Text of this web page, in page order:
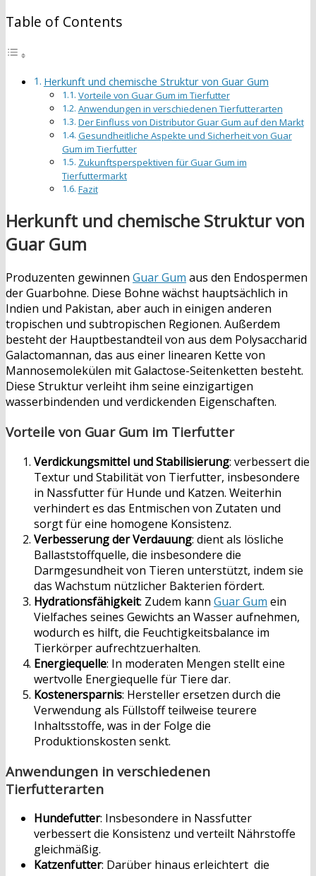
Table of Contents
Herkunft und chemische Struktur von Guar Gum
Vorteile von Guar Gum im Tierfutter
Anwendungen in verschiedenen Tierfutterarten
Der Einfluss von Distributor Guar Gum auf den Markt
Gesundheitliche Aspekte und Sicherheit von Guar
Gum im Tierfutter
Zukunftsperspektiven für Guar Gum im
Tierfuttermarkt
Fazit
Herkunft und chemische Struktur von
Guar Gum
Produzenten gewinnen Guar Gum aus den Endospermen
der Guarbohne. Diese Bohne wächst hauptsächlich in
Indien und Pakistan, aber auch in einigen anderen
tropischen und subtropischen Regionen. Außerdem
besteht der Hauptbestandteil von aus dem Polysaccharid
Galactomannan, das aus einer linearen Kette von
Mannosemolekülen mit Galactose-Seitenketten besteht.
Diese Struktur verleiht ihm seine einzigartigen
wasserbindenden und verdickenden Eigenschaften.
Vorteile von Guar Gum im Tierfutter
Verdickungsmittel und Stabilisierung: verbessert die
Textur und Stabilität von Tierfutter, insbesondere
in Nassfutter für Hunde und Katzen. Weiterhin
verhindert es das Entmischen von Zutaten und
sorgt für eine homogene Konsistenz.
Verbesserung der Verdauung: dient als lösliche
Ballaststoffquelle, die insbesondere die
Darmgesundheit von Tieren unterstützt, indem sie
das Wachstum nützlicher Bakterien fördert.
Hydrationsfähigkeit: Zudem kann Guar Gum ein
Vielfaches seines Gewichts an Wasser aufnehmen,
wodurch es hilft, die Feuchtigkeitsbalance im
Tierkörper aufrechtzuerhalten.
Energiequelle: In moderaten Mengen stellt eine
wertvolle Energiequelle für Tiere dar.
Kostenersparnis: Hersteller ersetzen durch die
Verwendung als Füllstoff teilweise teurere
Inhaltsstoffe, was in der Folge die
Produktionskosten senkt.
Anwendungen in verschiedenen
Tierfutterarten
Hundefutter: Insbesondere in Nassfutter
verbessert die Konsistenz und verteilt Nährstoffe
gleichmäßig.
Katzenfutter: Darüber hinaus erleichtert die